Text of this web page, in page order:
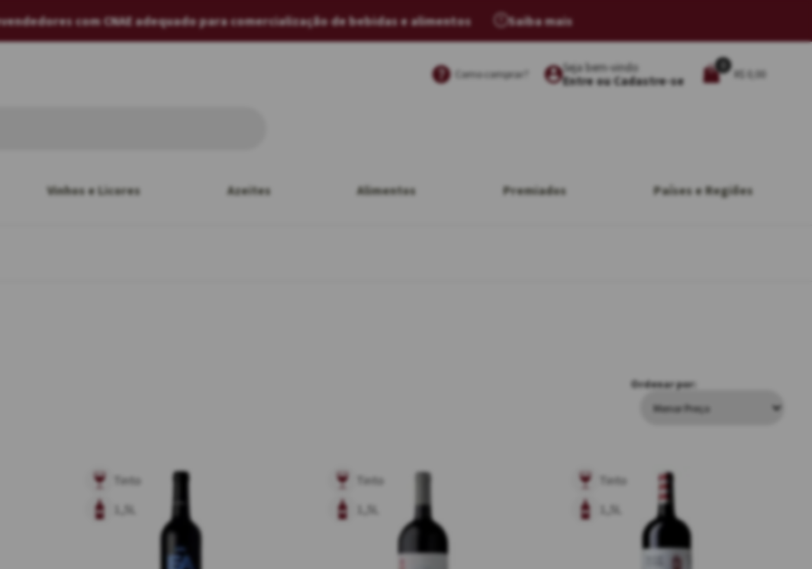
com CNAE adequado para comercialização de bebidas e alimentos Saiba mais
Seja bem-vindo
Entre ou Cadastre-se
R$ 0,00
Como comprar?
Vinhos e Licores Azeites Alimentos Premiados Países e Regiões
Ordenar por:
Tinto
1,5L
Tinto
1,5L
Tinto
1,5L